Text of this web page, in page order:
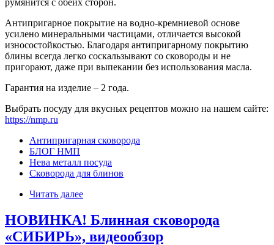
Антипригарное покрытие на водно-кремниевой основе
усилено минеральными частицами, отличается высокой
износостойкостью. Благодаря антипригарному покрытию
блины всегда легко соскальзывают со сковороды и не
пригорают, даже при выпекании без использования масла.
Гарантия на изделие – 2 года.
Выбрать посуду для вкусных рецептов можно на нашем сайте:
https://nmp.ru
Антипригарная сковорода
БЛОГ НМП
Нева металл посуда
Сковорода для блинов
Читать далее
НОВИНКА! Блинная сковорода
«СИБИРЬ», видеообзор